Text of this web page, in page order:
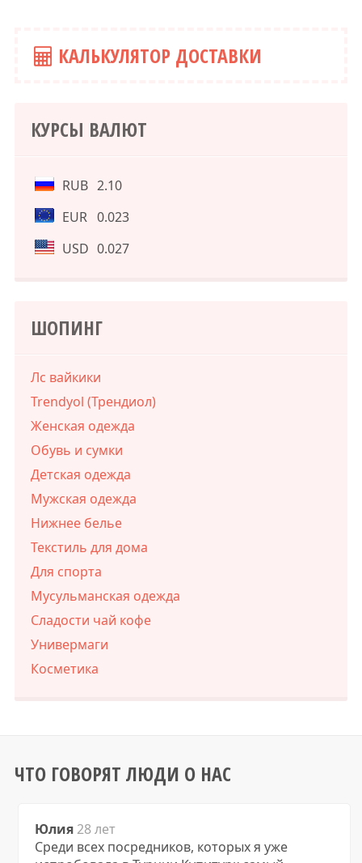
КАЛЬКУЛЯТОР ДОСТАВКИ
КУРСЫ ВАЛЮТ
RUB 2.10
EUR 0.023
USD 0.027
ШОПИНГ
Лс вайкики
Trendyol (Трендиол)
Женская одежда
Обувь и сумки
Детская одежда
Мужская одежда
Нижнее белье
Текстиль для дома
Для спорта
Мусульманская одежда
Сладости чай кофе
Универмаги
Косметика
ЧТО ГОВОРЯТ ЛЮДИ О НАС
Юлия 28 лет
Среди всех посредников, которых я уже